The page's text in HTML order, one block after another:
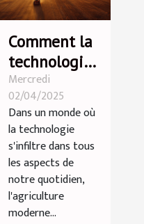
Comment la
technologie
influence-t-
elle
l'agriculture
moderne ?
Mercredi
02/04/2025
Dans un monde où
la technologie
s'infiltre dans tous
les aspects de
notre quotidien,
l'agriculture
moderne...